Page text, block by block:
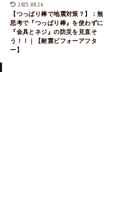
2025.08.26
【つっぱり棒で地震対策？】：無
思考で『つっぱり棒』を使わずに
『金具とネジ』の防災を見直そ
う！！｜【耐震ビフォーアフタ
ー】